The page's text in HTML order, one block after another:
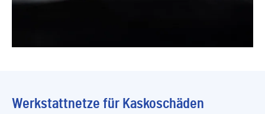
Werkstattnetze für Kaskoschäden